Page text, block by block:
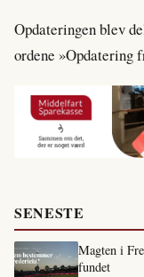
Opdateringen blev
ordene »Opdatering
SENESTE
Magten i
fundet